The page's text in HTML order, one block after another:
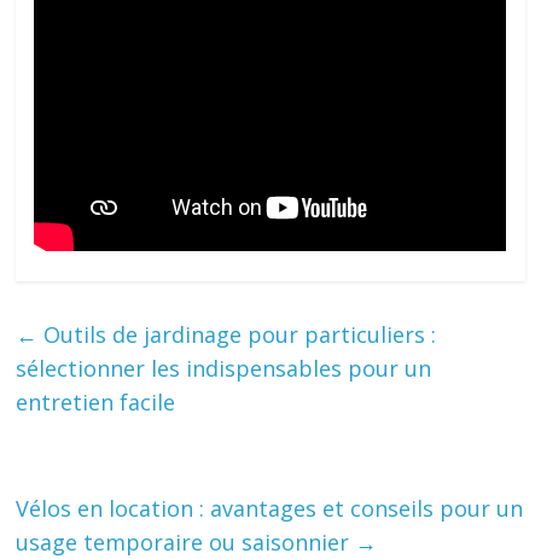
← Outils de jardinage pour particuliers :
sélectionner les indispensables pour un
entretien facile
Vélos en location : avantages et conseils pour un
usage temporaire ou saisonnier →